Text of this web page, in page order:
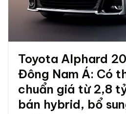
Toyota Alphard
Đông Nam Á: Có
chuẩn giá từ 2,8
bán hybrid, bổ